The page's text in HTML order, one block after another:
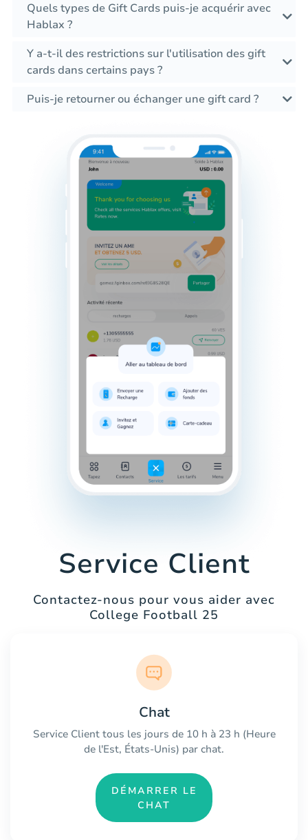
Quels types de Gift Cards puis-je acquérir avec
Hablax ?
Y a-t-il des restrictions sur l'utilisation des gift
cards dans certains pays ?
Puis-je retourner ou échanger une gift card ?
Service Client
Contactez-nous pour vous aider avec
College Football 25
Chat
Service Client tous les jours de 10 h à 23 h (Heure
de l'Est, États-Unis) par chat.
DÉMARRER LE
CHAT